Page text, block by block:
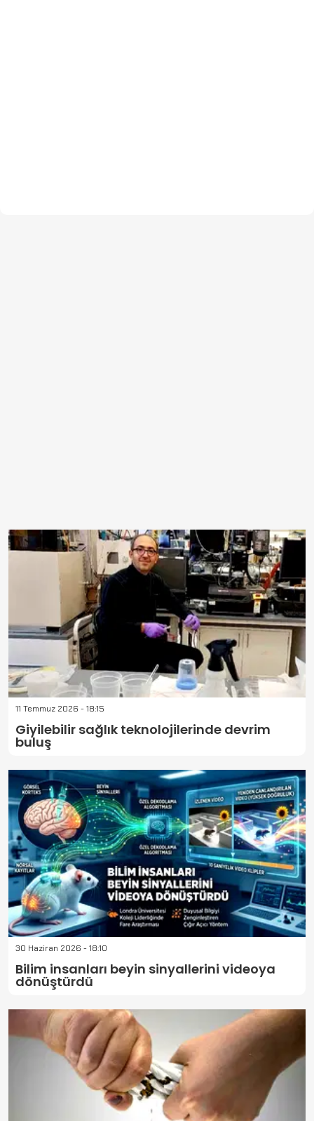
11 Temmuz 2026 - 18:15
Giyilebilir sağlık teknolojilerinde devrim
buluş
30 Haziran 2026 - 18:10
Bilim insanları beyin sinyallerini videoya
dönüştürdü